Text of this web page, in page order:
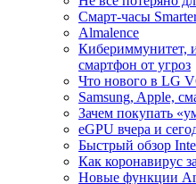
Смарт-часы
Almalence
Кибериммунитет,
смартфон от угроз
Что нового в LG
Samsung, Apple,
Зачем покупать
eGPU вчера и
Быстрый обзор
Как коронавирус
Новые функции